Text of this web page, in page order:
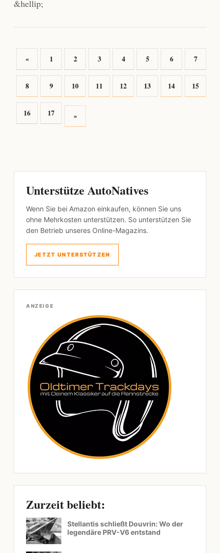
&hellip;
« 1 2 3 4 5 6 7
8 9 10 11 12 13 14 15
16 17 »
Unterstütze AutoNatives
Wenn Sie bei Amazon einkaufen, können Sie uns
ohne Mehrkosten unterstützen. So unterstützen Sie
den Betrieb unseres Online-Magazins.
JETZT UNTERSTÜTZEN
ANZEIGE
Zurzeit beliebt:
Stellantis schließt Douvrin: Wo der
legendäre PRV-V6 entstand